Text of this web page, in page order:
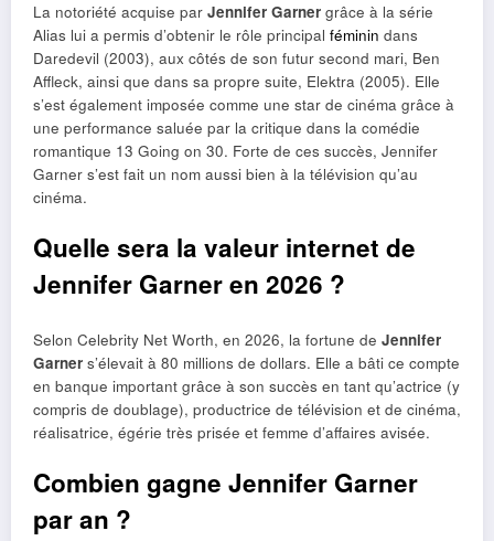
La notoriété acquise par Jennifer Garner grâce à la série
Alias ​​lui a permis d’obtenir le rôle principal féminin dans
Daredevil (2003), aux côtés de son futur second mari, Ben
Affleck, ainsi que dans sa propre suite, Elektra (2005). Elle
s’est également imposée comme une star de cinéma grâce à
une performance saluée par la critique dans la comédie
romantique 13 Going on 30. Forte de ces succès, Jennifer
Garner s’est fait un nom aussi bien à la télévision qu’au
cinéma.
Quelle sera la valeur internet de
Jennifer Garner en 2026 ?
Selon Celebrity Net Worth, en 2026, la fortune de Jennifer
Garner s’élevait à 80 millions de dollars. Elle a bâti ce compte
en banque important grâce à son succès en tant qu’actrice (y
compris de doublage), productrice de télévision et de cinéma,
réalisatrice, égérie très prisée et femme d’affaires avisée.
Combien gagne Jennifer Garner
par an ?